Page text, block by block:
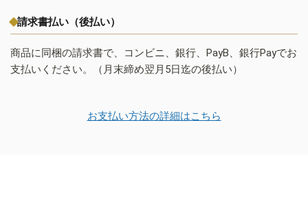
請求書払い（後払い）
商品に同梱の請求書で、コンビニ、銀行、PayB、銀行Payでお
支払いください。（月末締め翌月5日迄の後払い）
お支払い方法の詳細はこちら